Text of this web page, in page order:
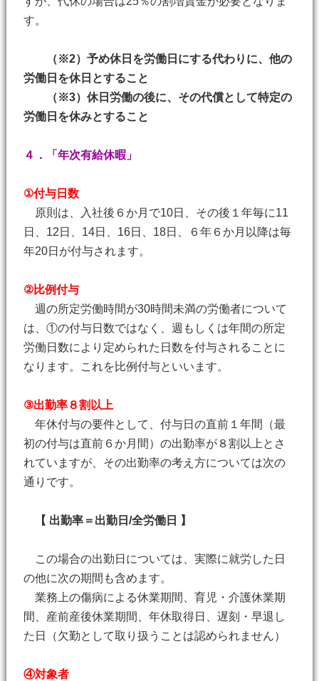
す。
（※2）予め休日を労働日にする代わりに、他の
労働日を休日とすること
（※3）休日労働の後に、その代償として特定の
労働日を休みとすること
４．「年次有給休暇」
①付与日数
原則は、入社後６か月で10日、その後１年毎に11
日、12日、14日、16日、18日、６年６か月以降は毎
年20日が付与されます。
②比例付与
週の所定労働時間が30時間未満の労働者について
は、①の付与日数ではなく、週もしくは年間の所定
労働日数により定められた日数を付与されることに
なります。これを比例付与といいます。
③出勤率８割以上
年休付与の要件として、付与日の直前１年間（最
初の付与は直前６か月間）の出勤率が８割以上とさ
れていますが、その出勤率の考え方については次の
通りです。
【 出勤率＝出勤日/全労働日 】
この場合の出勤日については、実際に就労した日
の他に次の期間も含めます。
業務上の傷病による休業期間、育児・介護休業期
間、産前産後休業期間、年休取得日、遅刻・早退し
た日（欠勤として取り扱うことは認められません）
④対象者